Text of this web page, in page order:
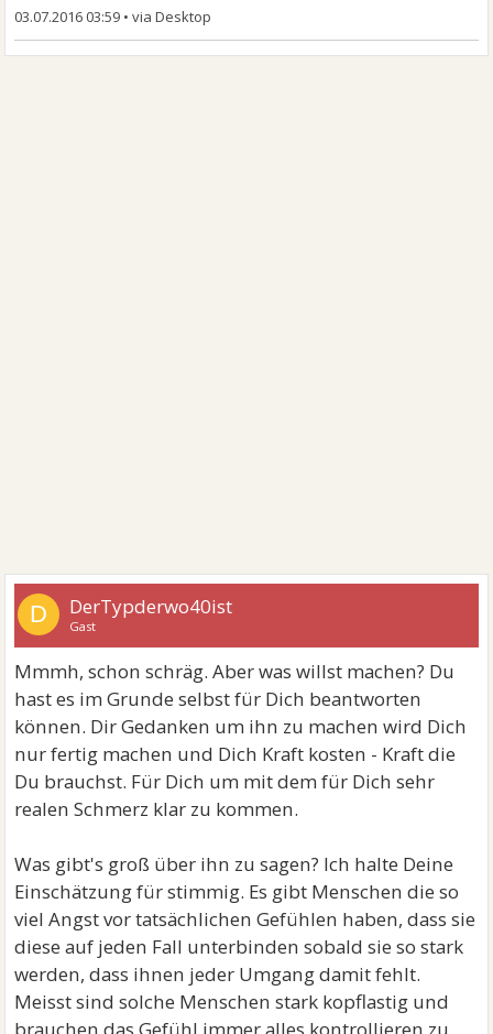
03.07.2016 03:59 •
D DerTypderwo40ist
Gast
Mmmh, schon schräg. Aber was willst machen? Du
hast es im Grunde selbst für Dich beantworten
können. Dir Gedanken um ihn zu machen wird Dich
nur fertig machen und Dich Kraft kosten - Kraft die
Du brauchst. Für Dich um mit dem für Dich sehr
realen Schmerz klar zu kommen.
Was gibt's groß über ihn zu sagen? Ich halte Deine
Einschätzung für stimmig. Es gibt Menschen die so
viel Angst vor tatsächlichen Gefühlen haben, dass sie
diese auf jeden Fall unterbinden sobald sie so stark
werden, dass ihnen jeder Umgang damit fehlt.
Meisst sind solche Menschen stark kopflastig und